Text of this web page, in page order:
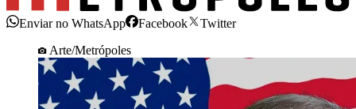
Enviar no WhatsApp Facebook
Twitter
Arte/Metrópoles